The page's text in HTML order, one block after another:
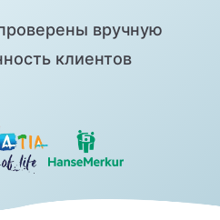
вручную
клиентов